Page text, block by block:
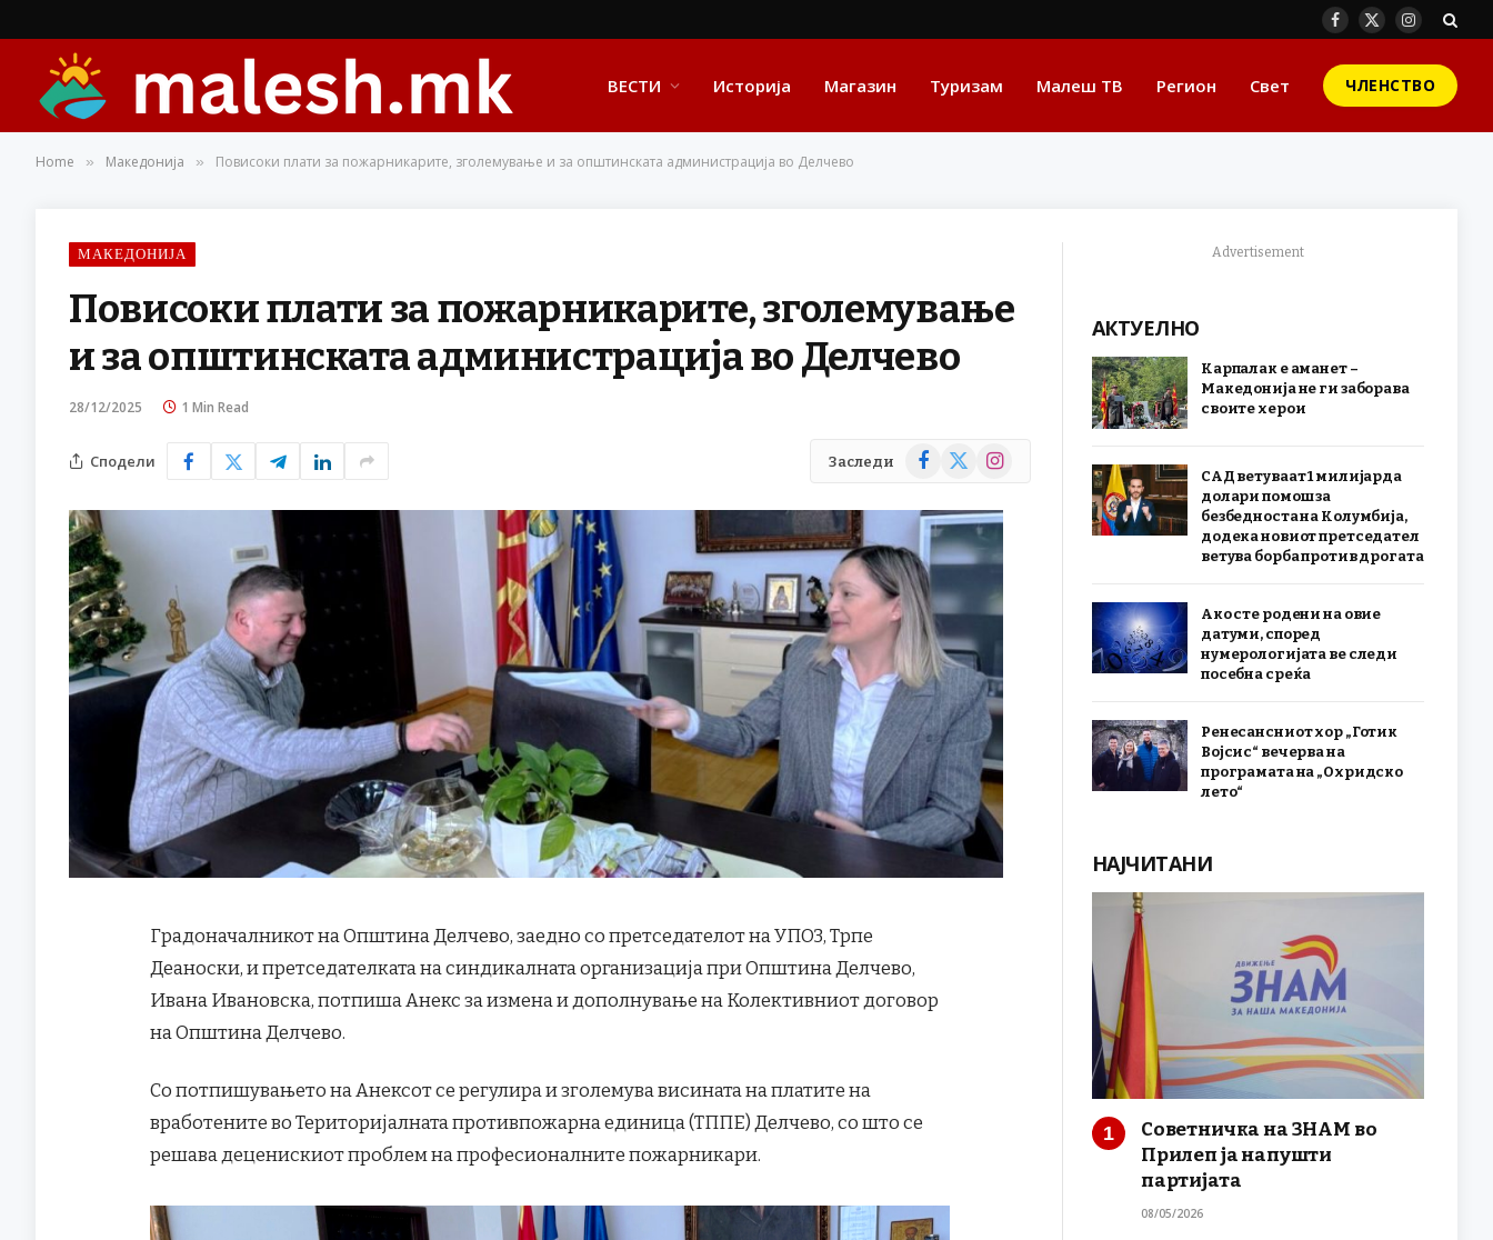
Facebook
X
Instagram
ВЕСТИ Историја Магазин Туризам Малеш ТВ Регион Свет ЧЛЕНСТВО
Home » Македонија » Повисоки плати за пожарникарите, зголемување и за општинската администрација во Делчево
МАКЕДОНИЈА
Повисоки плати за пожарникарите, зголемување
и за општинската администрација во Делчево
28/12/2025 1 Min Read
Сподели Заследи Facebook
X
Instagram
Градоначалникот на Општина Делчево, заедно со претседателот на УПОЗ, Трпе
Деаноски, и претседателката на синдикалната организација при Општина Делчево,
Ивана Ивановска, потпиша Анекс за измена и дополнување на Колективниот договор
на Општина Делчево.
Со потпишувањето на Анексот се регулира и зголемува висината на платите на
вработените во Територијалната противпожарна единица (ТППЕ) Делчево, со што се
решава деценискиот проблем на професионалните пожарникари.
Advertisement
АКТУЕЛНО
Карпалак е аманет –
Македонија не ги заборава
своите херои
САД ветуваат 1 милијарда
долари помош за
безбедноста на Колумбија,
додека новиот претседател
ветува борба против дрогата
Ако сте родени на овие
датуми, според
нумерологијата ве следи
посебна среќа
Ренесансниот хор „Готик
Војсис“ вечерва на
програмата на „Охридско
лето“
НАЈЧИТАНИ
Советничка на ЗНАМ во
Прилеп ја напушти
партијата
08/05/2026